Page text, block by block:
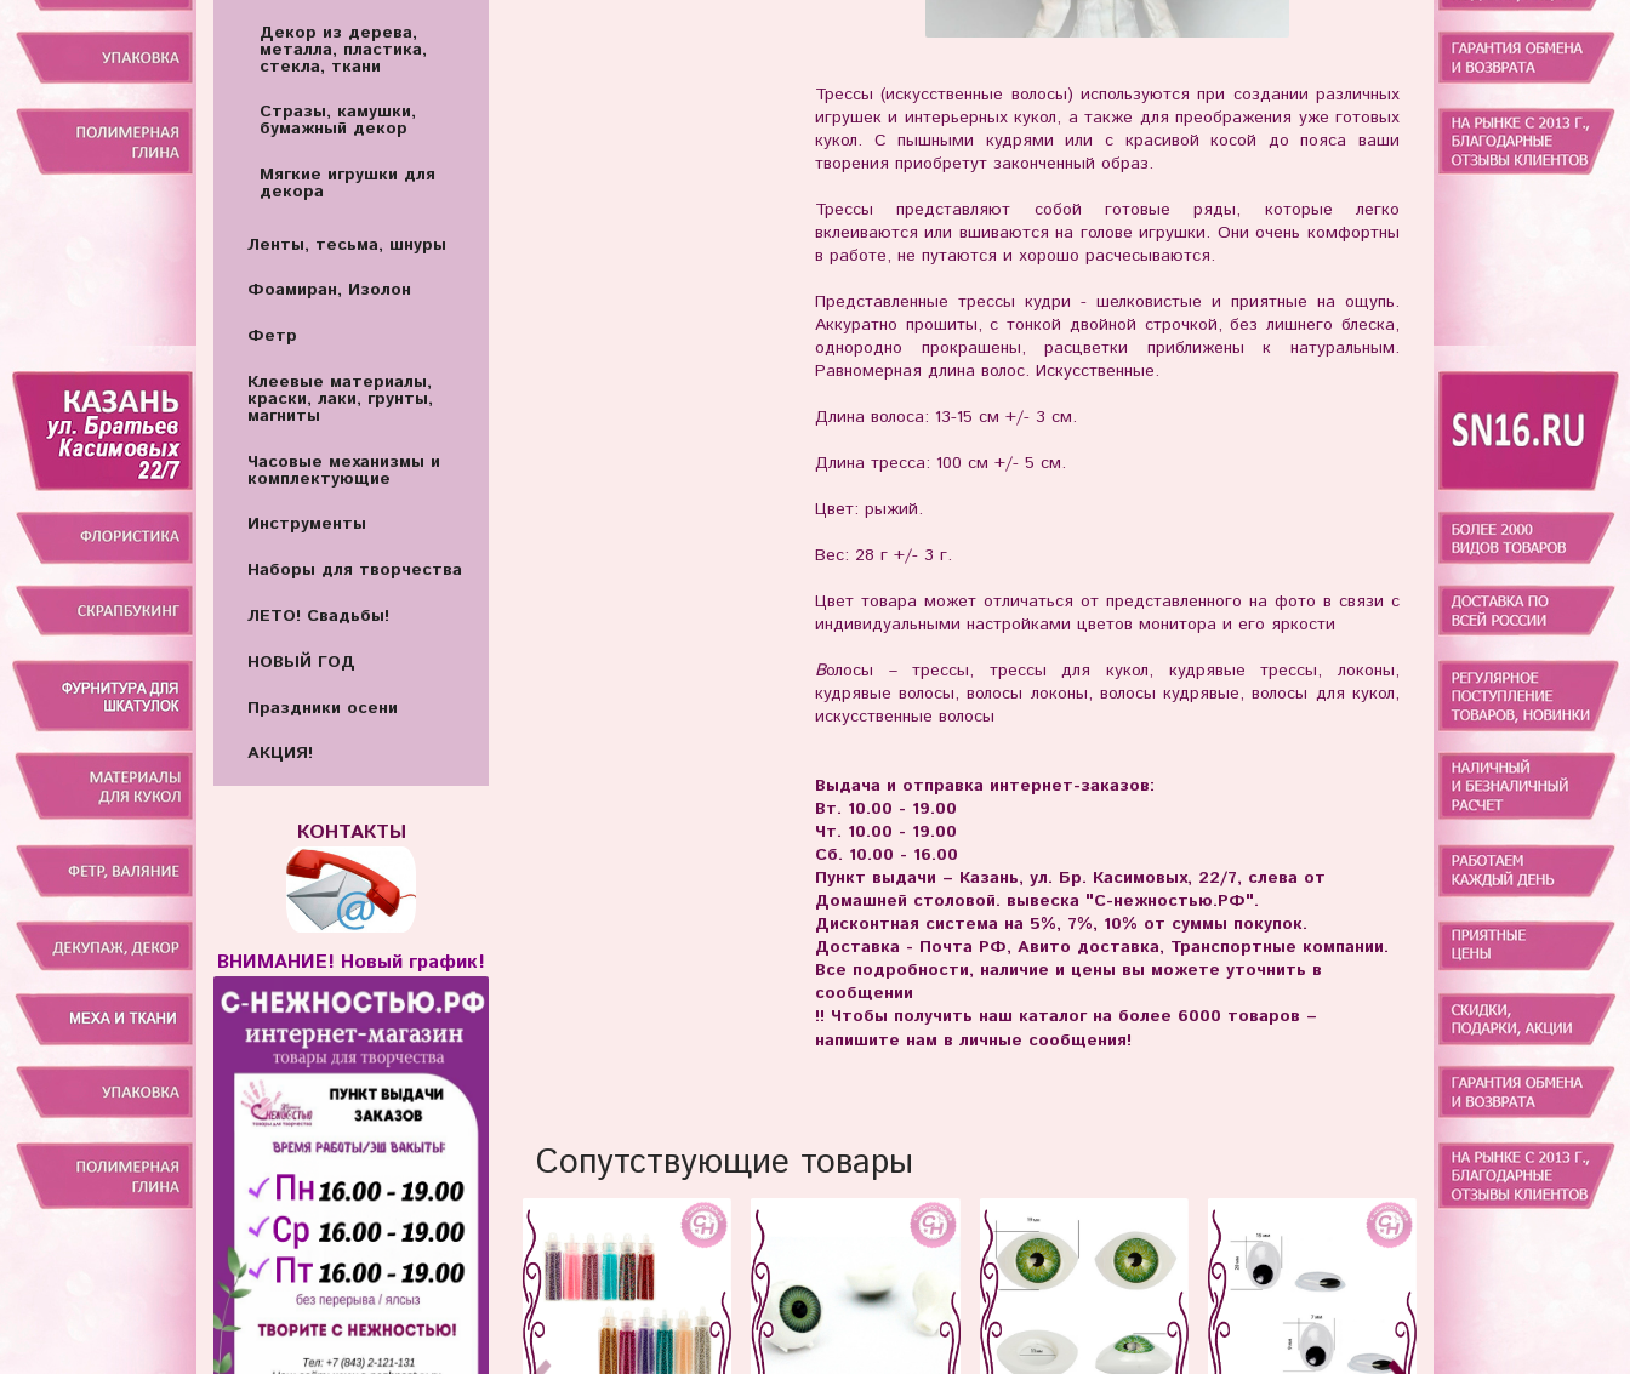
Трессы (искусственные волосы) используются при создании различных
игрушек и интерьерных кукол, а также для преображения уже готовых
кукол. С пышными кудрями или с красивой косой до пояса ваши
творения приобретут законченный образ.
Трессы представляют собой готовые ряды, которые легко
вклеиваются или вшиваются на голове игрушки. Они очень комфортны
в работе, не путаются и хорошо расчесываются.
Представленные трессы кудри - шелковистые и приятные на ощупь.
Аккуратно прошиты, с тонкой двойной строчкой, без лишнего блеска,
однородно прокрашены, расцветки приближены к натуральным.
Равномерная длина волос. Искусственные.
Длина волоса: 13-15 см +/- 3 см.
Длина тресса: 100 см +/- 5 см.
Цвет: рыжий.
Вес: 28 г +/- 3 г.
Цвет товара может отличаться от представленного на фото в связи с
индивидуальными настройками цветов монитора и его яркости
Волосы – трессы, трессы для кукол, кудрявые трессы, локоны,
кудрявые волосы, волосы локоны, волосы кудрявые, волосы для кукол,
искусственные волосы
Выдача и отправка интернет-заказов:
Вт. 10.00 - 19.00
Чт. 10.00 - 19.00
Сб. 10.00 - 16.00
Пункт выдачи – Казань, ул. Бр. Касимовых, 22/7, слева от
Домашней столовой. вывеска "С-нежностью.РФ".
Дисконтная система на 5%, 7%, 10% от суммы покупок.
Доставка - Почта РФ, Авито доставка, Транспортные компании.
Все подробности, наличие и цены вы можете уточнить в
сообщении
!! Чтобы получить наш каталог на более 6000 товаров –
напишите нам в личные сообщения!
Сопутствующие товары
Декор из дерева,
металла, пластика,
стекла, ткани
Стразы, камушки,
бумажный декор
Мягкие игрушки для
декора
Ленты, тесьма, шнуры
Фоамиран, Изолон
Фетр
Клеевые материалы,
краски, лаки, грунты,
магниты
Часовые механизмы и
комплектующие
Инструменты
Наборы для творчества
ЛЕТО! Свадьбы!
НОВЫЙ ГОД
Праздники осени
АКЦИЯ!
КОНТАКТЫ
ВНИМАНИЕ! Новый график!